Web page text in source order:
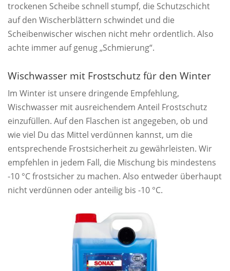
trockenen Scheibe schnell stumpf, die Schutzschicht
auf den Wischerblättern schwindet und die
Scheibenwischer wischen nicht mehr ordentlich. Also
achte immer auf genug „Schmierung“.
Wischwasser mit Frostschutz für den Winter
Im Winter ist unsere dringende Empfehlung,
Wischwasser mit ausreichendem Anteil Frostschutz
einzufüllen. Auf den Flaschen ist angegeben, ob und
wie viel Du das Mittel verdünnen kannst, um die
entsprechende Frostsicherheit zu gewährleisten. Wir
empfehlen in jedem Fall, die Mischung bis mindestens
-10 °C frostsicher zu machen. Also entweder überhaupt
nicht verdünnen oder anteilig bis -10 °C.